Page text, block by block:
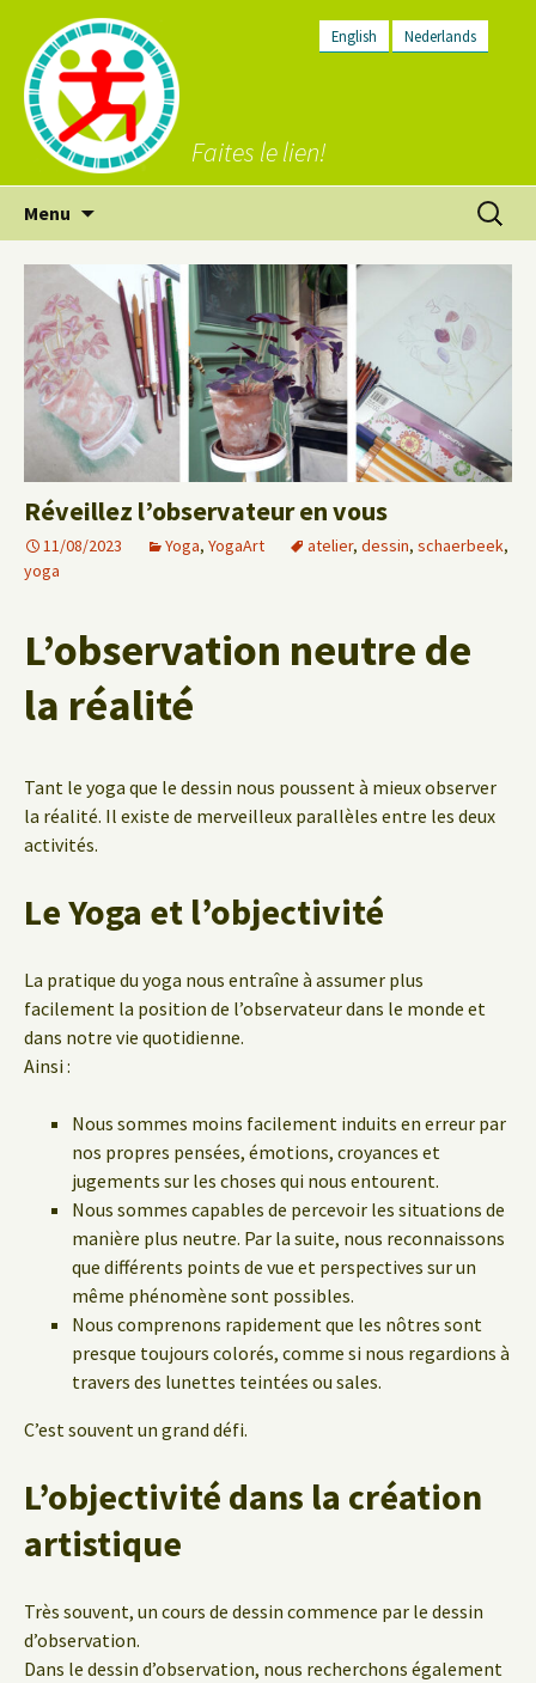
English Nederlands
Faites le lien!
Menu
Réveillez l’observateur en vous
11/08/2023 Yoga, YogaArt atelier, dessin, schaerbeek,
yoga
L’observation neutre de
la réalité
Tant le yoga que le dessin nous poussent à mieux observer
la réalité. Il existe de merveilleux parallèles entre les deux
activités.
Le Yoga et l’objectivité
La pratique du yoga nous entraîne à assumer plus
facilement la position de l’observateur dans le monde et
dans notre vie quotidienne.
Ainsi :
Nous sommes moins facilement induits en erreur par
nos propres pensées, émotions, croyances et
jugements sur les choses qui nous entourent.
Nous sommes capables de percevoir les situations de
manière plus neutre. Par la suite, nous reconnaissons
que différents points de vue et perspectives sur un
même phénomène sont possibles.
Nous comprenons rapidement que les nôtres sont
presque toujours colorés, comme si nous regardions à
travers des lunettes teintées ou sales.
C’est souvent un grand défi.
L’objectivité dans la création
artistique
Très souvent, un cours de dessin commence par le dessin
d’observation.
Dans le dessin d’observation, nous recherchons également